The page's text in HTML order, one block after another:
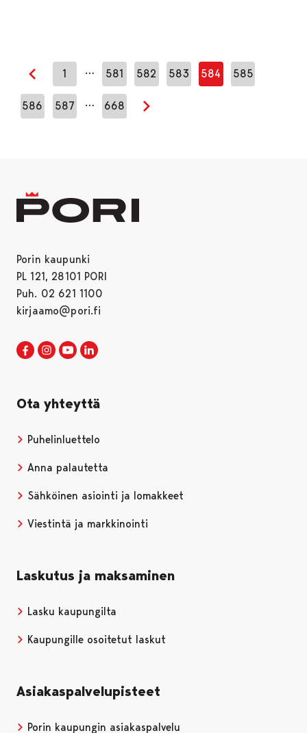
Edellinen sivu
1 … 581 582 583 584 585
586 587 … 668
Seuraava sivu
Porin kaupunki
PL 121, 28101 PORI
Puh. 02 621 1100
kirjaamo@pori.fi
Porin kaupunki Facebookissa
Avautuu uudessa välilehdessä
Porin kaupunki Instagramissa
Avautuu uudessa välilehdessä
Porin kaupunki Youtubessa
Avautuu uudessa välilehdessä
Ota yhteyttä
Puhelinluettelo
Anna palautetta
Sähköinen asiointi ja lomakkeet
Viestintä ja markkinointi
Laskutus ja maksaminen
Lasku kaupungilta
Kaupungille osoitetut laskut
Asiakaspalvelupisteet
Porin kaupungin asiakaspalvelu